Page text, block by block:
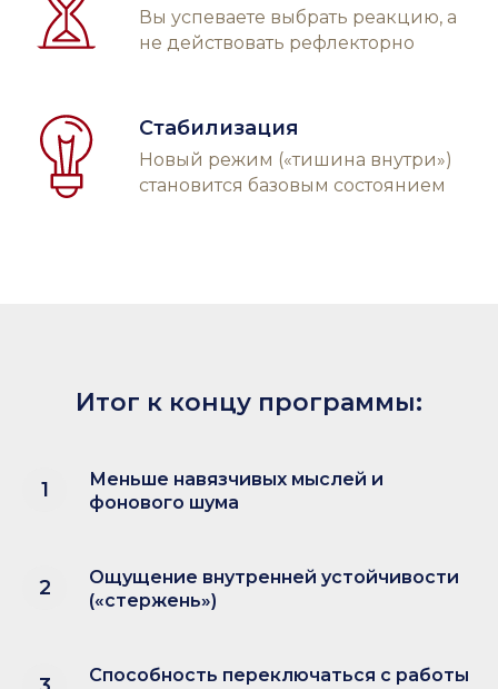
Вы успеваете выбрать реакцию, а
не действовать рефлекторно
Стабилизация
Новый режим («тишина внутри»)
становится базовым состоянием
Итог к концу программы:
Меньше навязчивых мыслей и
фонового шума
Ощущение внутренней устойчивости
(«стержень»)
Способность переключаться с работы